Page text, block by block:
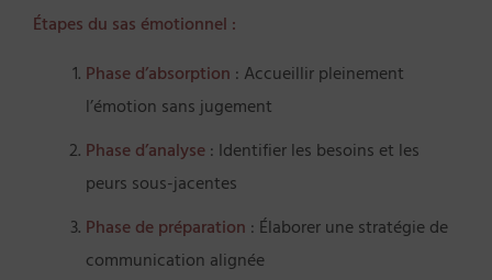
Étapes du sas émotionnel :
Phase d’absorption : Accueillir pleinement
l’émotion sans jugement
Phase d’analyse: Identifier les besoins et les
peurs sous-jacentes
Phase de préparation : Élaborer une stratégie de
communication alignée